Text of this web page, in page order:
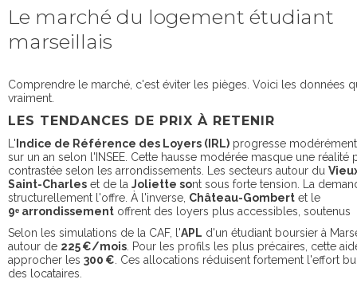
Le marché du logement étudiant
marseillais
Comprendre le marché, c'est éviter les pièges. Voici les données
vraiment.
LES TENDANCES DE PRIX À RETENIR
L' Indice de Référence des Loyers (IRL) progresse
sur un an selon l'INSEE. Cette hausse modérée masque une réalité
contrastée selon les arrondissements. Les secteurs autour du
Saint-Charles et de la Joliette sont sous forte tension. La
structurellement l'offre. À l'inverse, Château-Gombert et le
9ᵉ arrondissement offrent des loyers plus accessibles, soutenus
Selon les simulations de la CAF, l'APL d'un étudiant boursier à
autour de 225 €/mois . Pour les profils les plus précaires, cette
approcher les 300 € . Ces allocations réduisent fortement l'effort
des locataires.